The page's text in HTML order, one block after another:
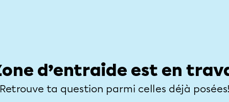
d’entraide est en
Retrouve ta question parmi celles déjà posées!